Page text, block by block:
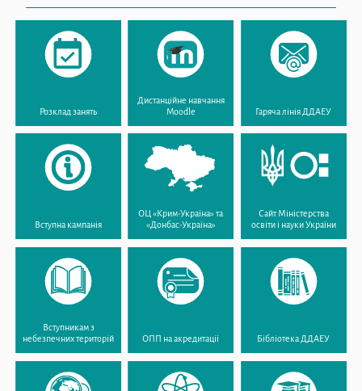
Розклад занять
Дистанційне навчання
Moodle
Гаряча лінія ДДАЕУ
Вступна кампанія
ОЦ «Крим-Україна» та
«Донбас-Україна»
Сайт Міністерства
освіти і науки України
Вступникам з
небезпечних територій
ОПП на акредитації Бібліотека ДДАЕУ